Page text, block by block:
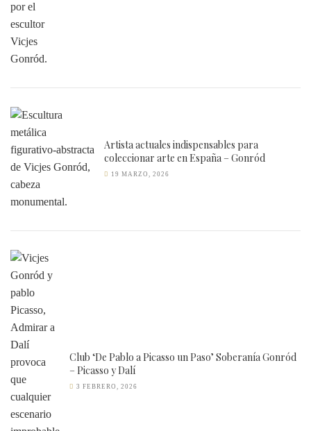
Artista actuales indispensables para
coleccionar arte en España – Gonród
19 MARZO, 2026
Club ‘De Pablo a Picasso un Paso’ Soberanía Gonród
– Picasso y Dalí
3 FEBRERO, 2026